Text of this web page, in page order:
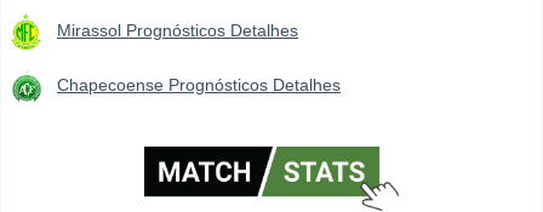
Mirassol Prognósticos Detalhes
Chapecoense Prognósticos Detalhes